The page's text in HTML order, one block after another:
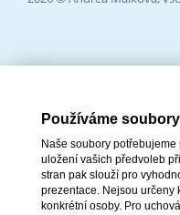
Používáme
Naše soubory
uložení vašich předvoleb
stran pak slouží pro
prezentace. Nejsou určeny
konkrétní osoby. Pro